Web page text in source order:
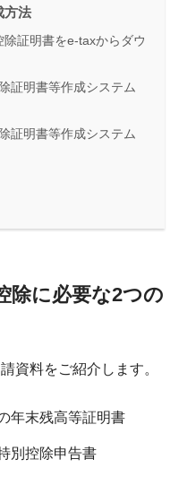
方法
証明書をe-taxからダウ
明書等作成システム
明書等作成システム
除に必要な2つの
資料をご紹介します。
年末残高等証明書
別控除申告書